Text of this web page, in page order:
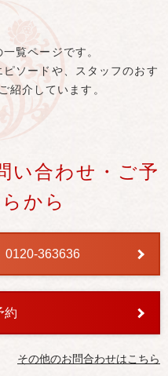
覧ページです。
ソードや、スタッフのおす
紹介しています。
い合わせ・ご予
から
363636
約
その他のお問合わせはこちら